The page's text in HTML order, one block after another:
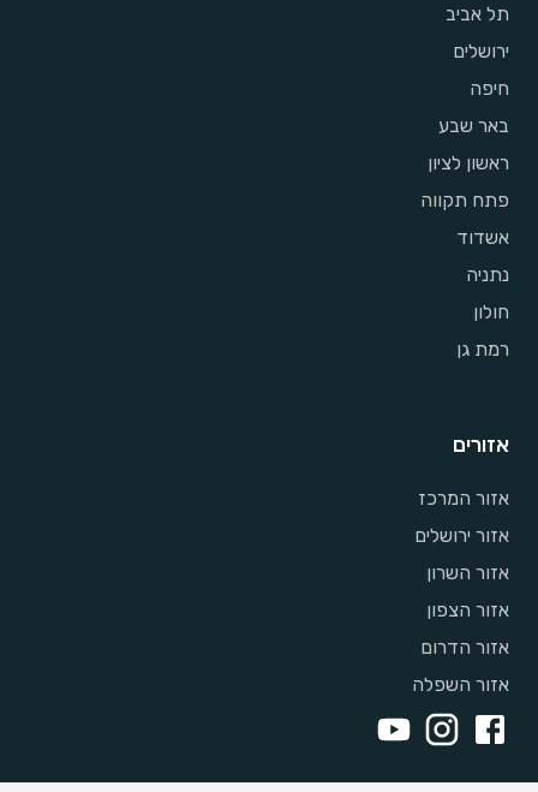
תל אביב
ירושלים
חיפה
באר שבע
ראשון לציון
פתח תקווה
אשדוד
נתניה
חולון
רמת גן
אזורים
אזור המרכז
אזור ירושלים
אזור השרון
אזור הצפון
אזור הדרום
אזור השפלה